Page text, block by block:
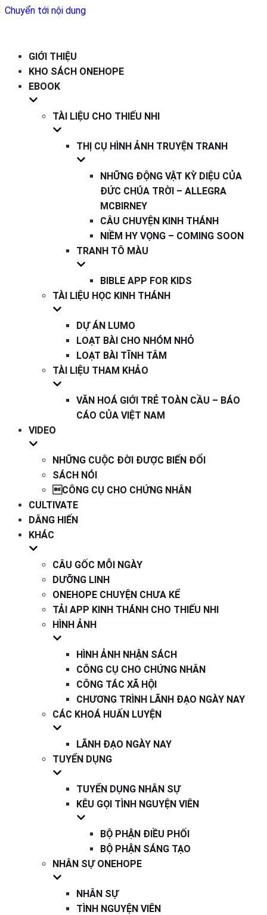
Chuyển tới nội dung
GIỚI THIỆU
KHO SÁCH ONEHOPE
EBOOK
TÀI LIỆU CHO THIẾU NHI
THỊ CỤ HÌNH ẢNH TRUYỆN TRANH
NHỮNG ĐỘNG VẬT KỲ DIỆU CỦA
ĐỨC CHÚA TRỜI – ALLEGRA
MCBIRNEY
CÂU CHUYỆN KINH THÁNH
NIỀM HY VỌNG – COMING SOON
TRANH TÔ MÀU
BIBLE APP FOR KIDS
TÀI LIỆU HỌC KINH THÁNH
DỰ ÁN LUMO
LOẠT BÀI CHO NHÓM NHỎ
LOẠT BÀI TĨNH TÂM
TÀI LIỆU THAM KHẢO
VĂN HOÁ GIỚI TRẺ TOÀN CẦU – BÁO
CÁO CỦA VIỆT NAM
VIDEO
NHỮNG CUỘC ĐỜI ĐƯỢC BIẾN ĐỔI
SÁCH NÓI
CÔNG CỤ CHO CHỨNG NHÂN
CULTIVATE
DÂNG HIẾN
KHÁC
CÂU GỐC MỖI NGÀY
DƯỠNG LINH
ONEHOPE CHUYỆN CHƯA KỂ
TẢI APP KINH THÁNH CHO THIẾU NHI
HÌNH ẢNH
HÌNH ẢNH NHẬN SÁCH
CÔNG CỤ CHO CHỨNG NHÂN
CÔNG TÁC XÃ HỘI
CHƯƠNG TRÌNH LÃNH ĐẠO NGÀY NAY
CÁC KHOÁ HUẤN LUYỆN
LÃNH ĐẠO NGÀY NAY
TUYỂN DỤNG
TUYỂN DỤNG NHÂN SỰ
KÊU GỌI TÌNH NGUYỆN VIÊN
BỘ PHẬN ĐIỀU PHỐI
BỘ PHẬN SÁNG TẠO
NHÂN SỰ ONEHOPE
NHÂN SỰ
TÌNH NGUYỆN VIÊN